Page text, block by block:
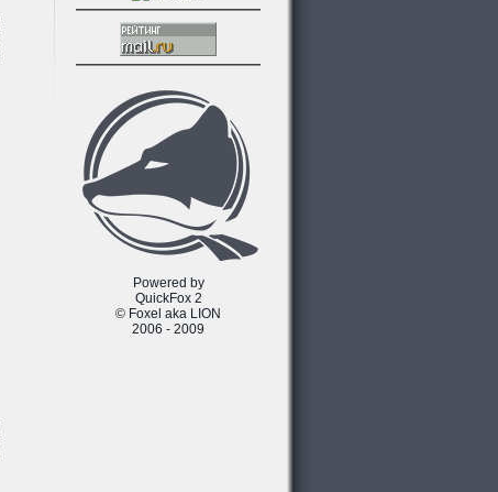
Powered by
QuickFox 2
© Foxel aka LION
2006 - 2009